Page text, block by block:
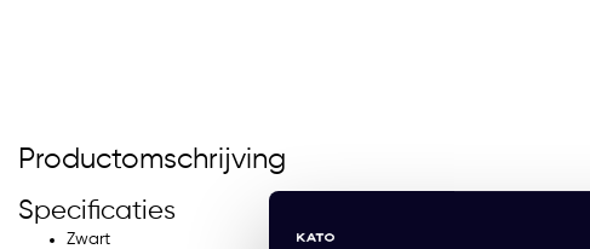
Productomschrijving
Specificaties
Zwart